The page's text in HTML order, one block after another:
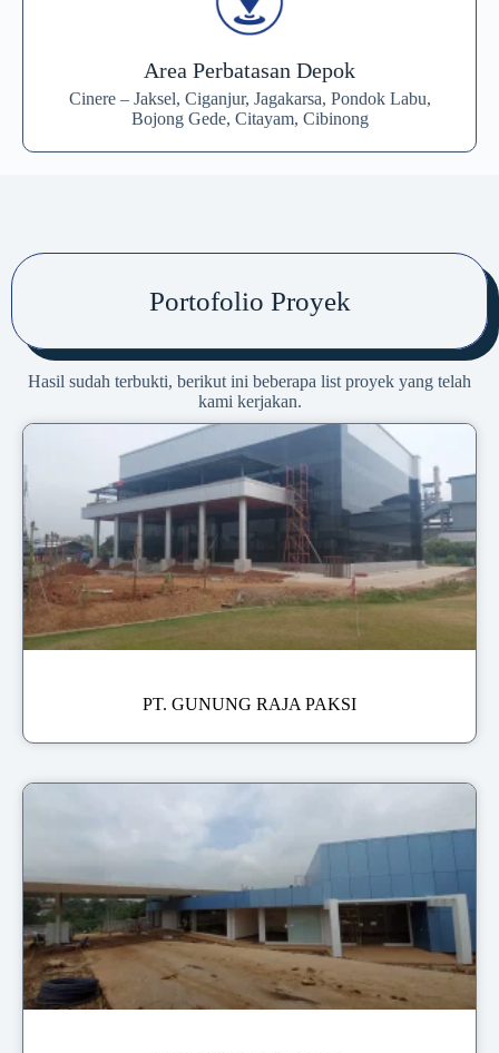
Area Perbatasan Depok
Cinere – Jaksel, Ciganjur, Jagakarsa, Pondok Labu,
Bojong Gede, Citayam, Cibinong
Portofolio Proyek
Hasil sudah terbukti, berikut ini beberapa list proyek yang telah
kami kerjakan.
PT. GUNUNG RAJA PAKSI